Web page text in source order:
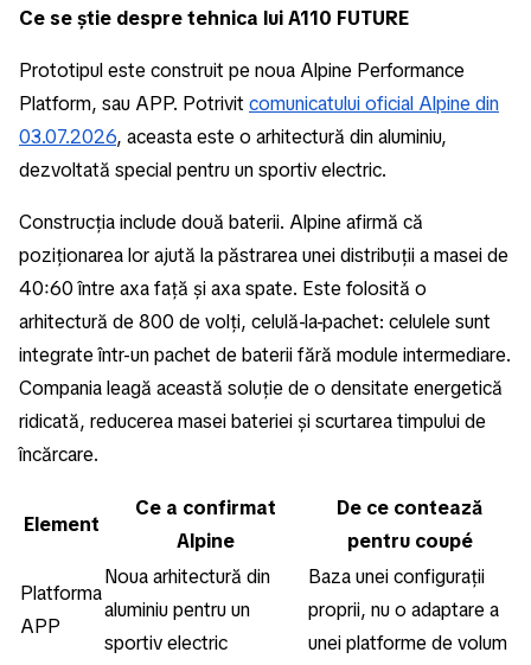
Ce se știe despre tehnica lui A110 FUTURE
Prototipul este construit pe noua Alpine Performance
Platform, sau APP. Potrivit comunicatului oficial Alpine din
03.07.2026, aceasta este o arhitectură din aluminiu,
dezvoltată special pentru un sportiv electric.
Construcția include două baterii. Alpine afirmă că
poziționarea lor ajută la păstrarea unei distribuții a masei de
40:60 între axa față și axa spate. Este folosită o
arhitectură de 800 de volți, celulă-la-pachet: celulele sunt
integrate într-un pachet de baterii fără module intermediare.
Compania leagă această soluție de o densitate energetică
ridicată, reducerea masei bateriei și scurtarea timpului de
încărcare.
Element
Ce a confirmat
Alpine
De ce contează
pentru coupé
Platforma
APP
Noua arhitectură din
aluminiu pentru un
sportiv electric
Baza unei configurații
proprii, nu o adaptare a
unei platforme de volum